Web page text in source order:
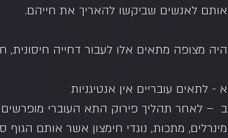
אותם לאנשים שביקשו להאריך את חייהם.
היה מצופה מתאים אלו לעבור דחייה
א - לתאים עובריים אין אנטיגניות
ב  – לאחר תהליך פירוק התא העוברי מופרשים
מינרלים, מתכות, נוגדי חימצון אשר אותם